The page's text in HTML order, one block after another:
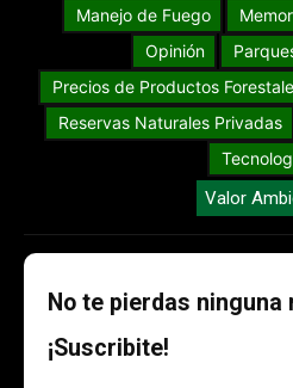
Manejo de Fuego
Opinión
Precios de Productos
Reservas Naturales Privadas
Valor
No te pierdas ninguna
¡Suscribite!